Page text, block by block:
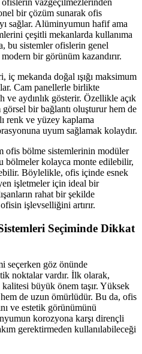
vazgeçilmezlerinden
bir çözüm sunarak ofis
sağlar. Alüminyumun hafif ama
çeşitli mekanlarda kullanıma
bu sistemler ofislerin genel
bir görünüm kazandırır.
mekanda doğal ışığı maksimum
Cam panellerle birlikte
ve aydınlık gösterir. Özellikle açık
görsel bir bağlantı oluşturur hem de
renk ve yüzey kaplama
uyum sağlamak kolaydır.
ofis bölme sistemlerinin modüler
bölmeler kolayca monte edilebilir,
Böylelikle, ofis içinde esnek
işletmeler için ideal bir
rahat bir şekilde
işlevselliğini artırır.
Seçiminde Dikkat
seçerken göz önünde
noktalar vardır. İlk olarak,
büyük önem taşır. Yüksek
de uzun ömürlüdür. Bu da, ofis
ve estetik görünümünü
korozyona karşı dirençli
gerektirmeden kullanılabileceği